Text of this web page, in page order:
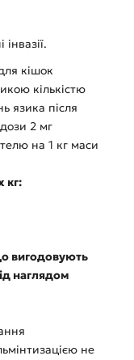
кішок
кількістю
язика після
2 мг
на 1 кг маси
кг:
вигодовують
наглядом
не